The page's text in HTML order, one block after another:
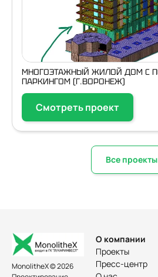
МНОГОЭТАЖНЫЙ ЖИЛОЙ ДОМ С
ПАРКИНГОМ (Г.ВОРОНЕЖ)
Смотреть проект
Все проекты
MonolitheX © 2026
О компании
Проекты
Пресс-центр